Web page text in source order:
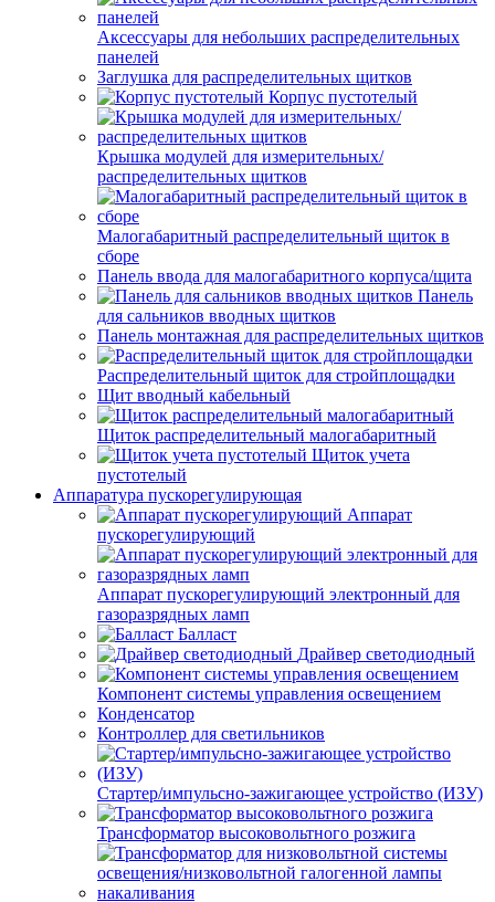
Аксессуары для небольших распределительных
панелей
Заглушка для распределительных щитков
Корпус пустотелый
Крышка модулей для измерительных/
распределительных щитков
Малогабаритный распределительный щиток в
сборе
Панель ввода для малогабаритного корпуса/щита
Панель
для сальников вводных щитков
Панель монтажная для распределительных щитков
Распределительный щиток для стройплощадки
Щит вводный кабельный
Щиток распределительный малогабаритный
Щиток учета
пустотелый
Аппаратура пускорегулирующая
Аппарат
пускорегулирующий
Аппарат пускорегулирующий электронный для
газоразрядных ламп
Балласт
Драйвер светодиодный
Компонент системы управления освещением
Конденсатор
Контроллер для светильников
Стартер/импульсно-зажигающее устройство (ИЗУ)
Трансформатор высоковольтного розжига